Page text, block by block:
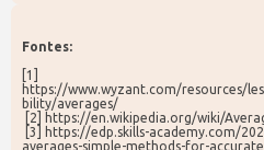
Fontes:
[1]
https://www.wyzant.com/resources/
bility/averages/
[2] https://en.wikipedia.org/wiki/
averages-simple-methods-for-